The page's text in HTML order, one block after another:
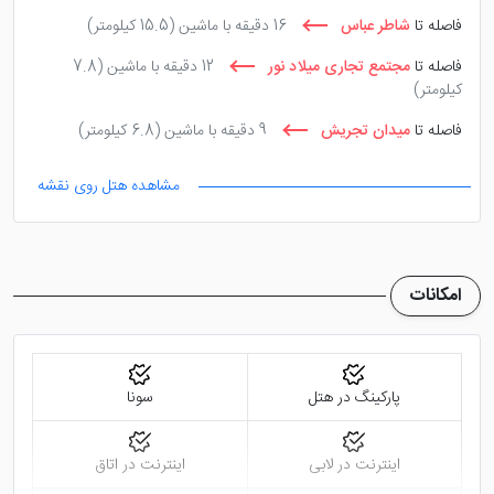
خلاصه کاربردی هتل پارسیان آزادی
موقعیت
تعداد واحد اقامتی
انواع واحدها
اتاق استاندارد، سوئیت
فاصله تا شاطر عباس 16 دقیقه با ماشین
(15.5 کیلومتر)
فاصله تا مجتمع تجاری میلاد نور 12 دقیقه با ماشین
(7.8
کیلومتر)
فاصله تا میدان تجریش 9 دقیقه با ماشین (6.8 کیلومتر)
مشاهده هتل روی نقشه
امکانات
پارکینگ در هتل سونا
اینترنت در لابی اینترنت در اتاق